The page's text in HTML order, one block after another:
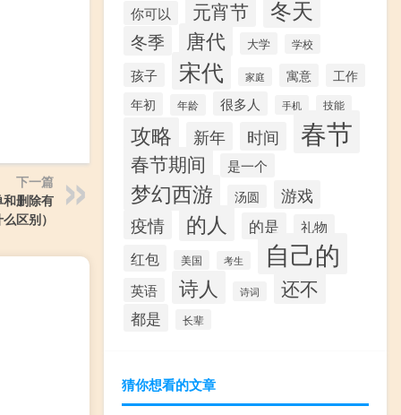
下一篇
删除有
区别）
你可以 元宵节 冬天
冬季 唐代 大学 学校
孩子 宋代 家庭 寓意
工作
年初
年龄 很多人 手机 技能
攻略 新年 时间 春节
春节期间 是一个
梦幻西游 汤圆 游戏
疫情 的人 的是 礼物
红包 美国 考生 自己的
英语 诗人 诗词 还不
都是 长辈
猜你想看的文章